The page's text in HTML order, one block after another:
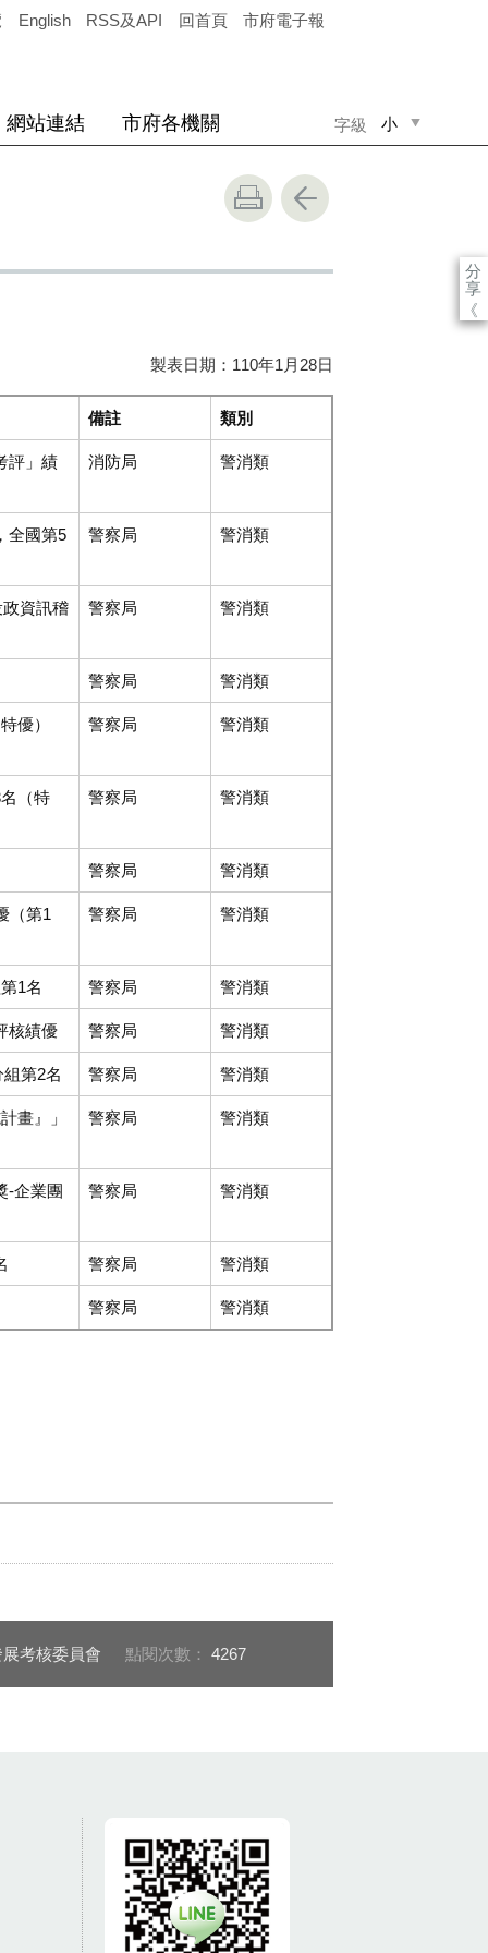
English RSS及API 回首頁 市府電子報
字級 小
網站連結 市府各機關
分
享
《
製表日期：110年1月28日
備註 類別
評」績 消防局 警消類
全國第5 警察局 警消類
資訊稽 警察局 警消類
警察局 警消類
優） 警察局 警消類
（特 警察局 警消類
警察局 警消類
（第1 警察局 警消類
1名 警察局 警消類
核績優 警察局 警消類
第2名 警察局 警消類
畫』」 警察局 警消類
-企業團 警察局 警消類
警察局 警消類
警察局 警消類
考核委員會 點閱次數： 4267